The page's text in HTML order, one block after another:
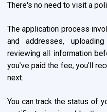
There's no need to visit a
The application process
and addresses,
reviewing all information
you've paid the fee, you'll
next.
You can track the status of